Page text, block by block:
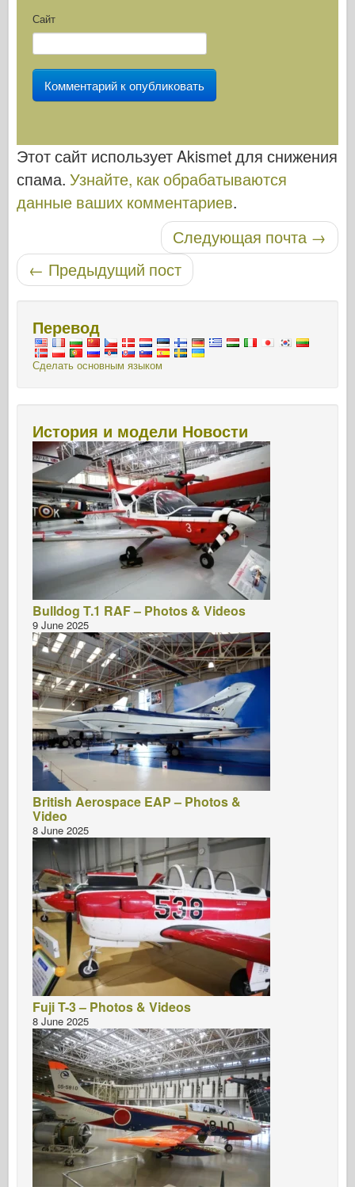
Сайт
Этот сайт использует Akismet для снижения
спама. Узнайте, как обрабатываются
данные ваших комментариев.
Навигация по записямСледующая почта →
← Предыдущий пост
Перевод
Сделать основным языком
История и модели Новости
Bulldog T.1 RAF – Photos & Videos
9 June 2025
British Aerospace EAP – Photos &
Video
8 June 2025
Fuji T-3 – Photos & Videos
8 June 2025